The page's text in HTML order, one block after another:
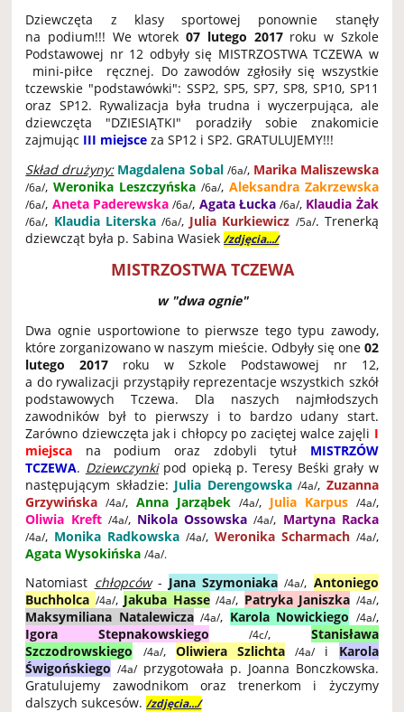
Dziewczęta z klasy sportowej ponownie stanęły
na podium!!! We wtorek07 lutego 2017roku w Szkole
Podstawowej nr 12 odbyły się MISTRZOSTWA TCZEWA w
mini-piłce ręcznej. Do zawodów zgłosiły się wszystkie
tczewskie "podstawówki": SSP2, SP5, SP7, SP8, SP10, SP11
oraz SP12. Rywalizacja była trudna i wyczerpująca, ale
dziewczęta "DZIESIĄTKI" poradziły sobie znakomicie
zajmując III miejsce za SP12 i SP2. GRATULUJEMY!!!
Skład drużyny: Magdalena Sobal /6a/, Marika Maliszewska
/6a/,Weronika Leszczyńska /6a/, Aleksandra Zakrzewska
/6a/, Aneta Paderewska /6a/, Agata Łucka /6a/, Klaudia Żak
/6a/, Klaudia Literska /6a/, Julia Kurkiewicz /5a/. Trenerką
dziewcząt była p. Sabina Wasiek /zdjęcia.../
MISTRZOSTWA TCZEWA
w "dwa ognie"
Dwa ognie usportowione to pierwsze tego typu zawody,
które zorganizowano w naszym mieście. Odbyły się one 02
lutego 2017 roku w Szkole Podstawowej nr 12,
a do rywalizacji przystąpiły reprezentacje wszystkich szkół
podstawowych Tczewa. Dla naszych najmłodszych
zawodników był to pierwszy i to bardzo udany start.
Zarówno dziewczęta jak i chłopcy po zaciętej walce zajęli I
miejsca na podium oraz zdobyli tytuł MISTRZÓW
TCZEWA. Dziewczynkipod opieką p. Teresy Beśki grały w
następującym składzie: Julia Derengowska /4a/, Zuzanna
Grzywińska /4a/,Anna Jarząbek /4a/, Julia Karpus /4a/,
Oliwia Kreft /4a/, Nikola Ossowska /4a/, Martyna Racka
/4a/, Monika Radkowska /4a/, Weronika Scharmach /4a/,
Agata Wysokińska /4a/.
Natomiast chłopców- Jana Szymoniaka /4a/, Antoniego
Buchholca /4a/, Jakuba Hasse /4a/, Patryka Janiszka /4a/,
Maksymiliana Natalewicza /4a/, Karola Nowickiego /4a/,
Igora Stepnakowskiego
/4c/, Stanisława
Szczodrowskiego
/4a/, Oliwiera Szlichta /4a/i Karola
Świgońskiego /4a/przygotowała p. Joanna Bonczkowska.
Gratulujemy zawodnikom oraz trenerkom i życzymy
dalszych sukcesów./zdjęcia.../